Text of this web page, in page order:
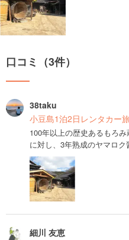
口コミ（3件）
38taku
小豆島1泊2日レンタカー
100年以上の歴史あるもろ
に対し、3年熟成のヤマロク
細川 友恵